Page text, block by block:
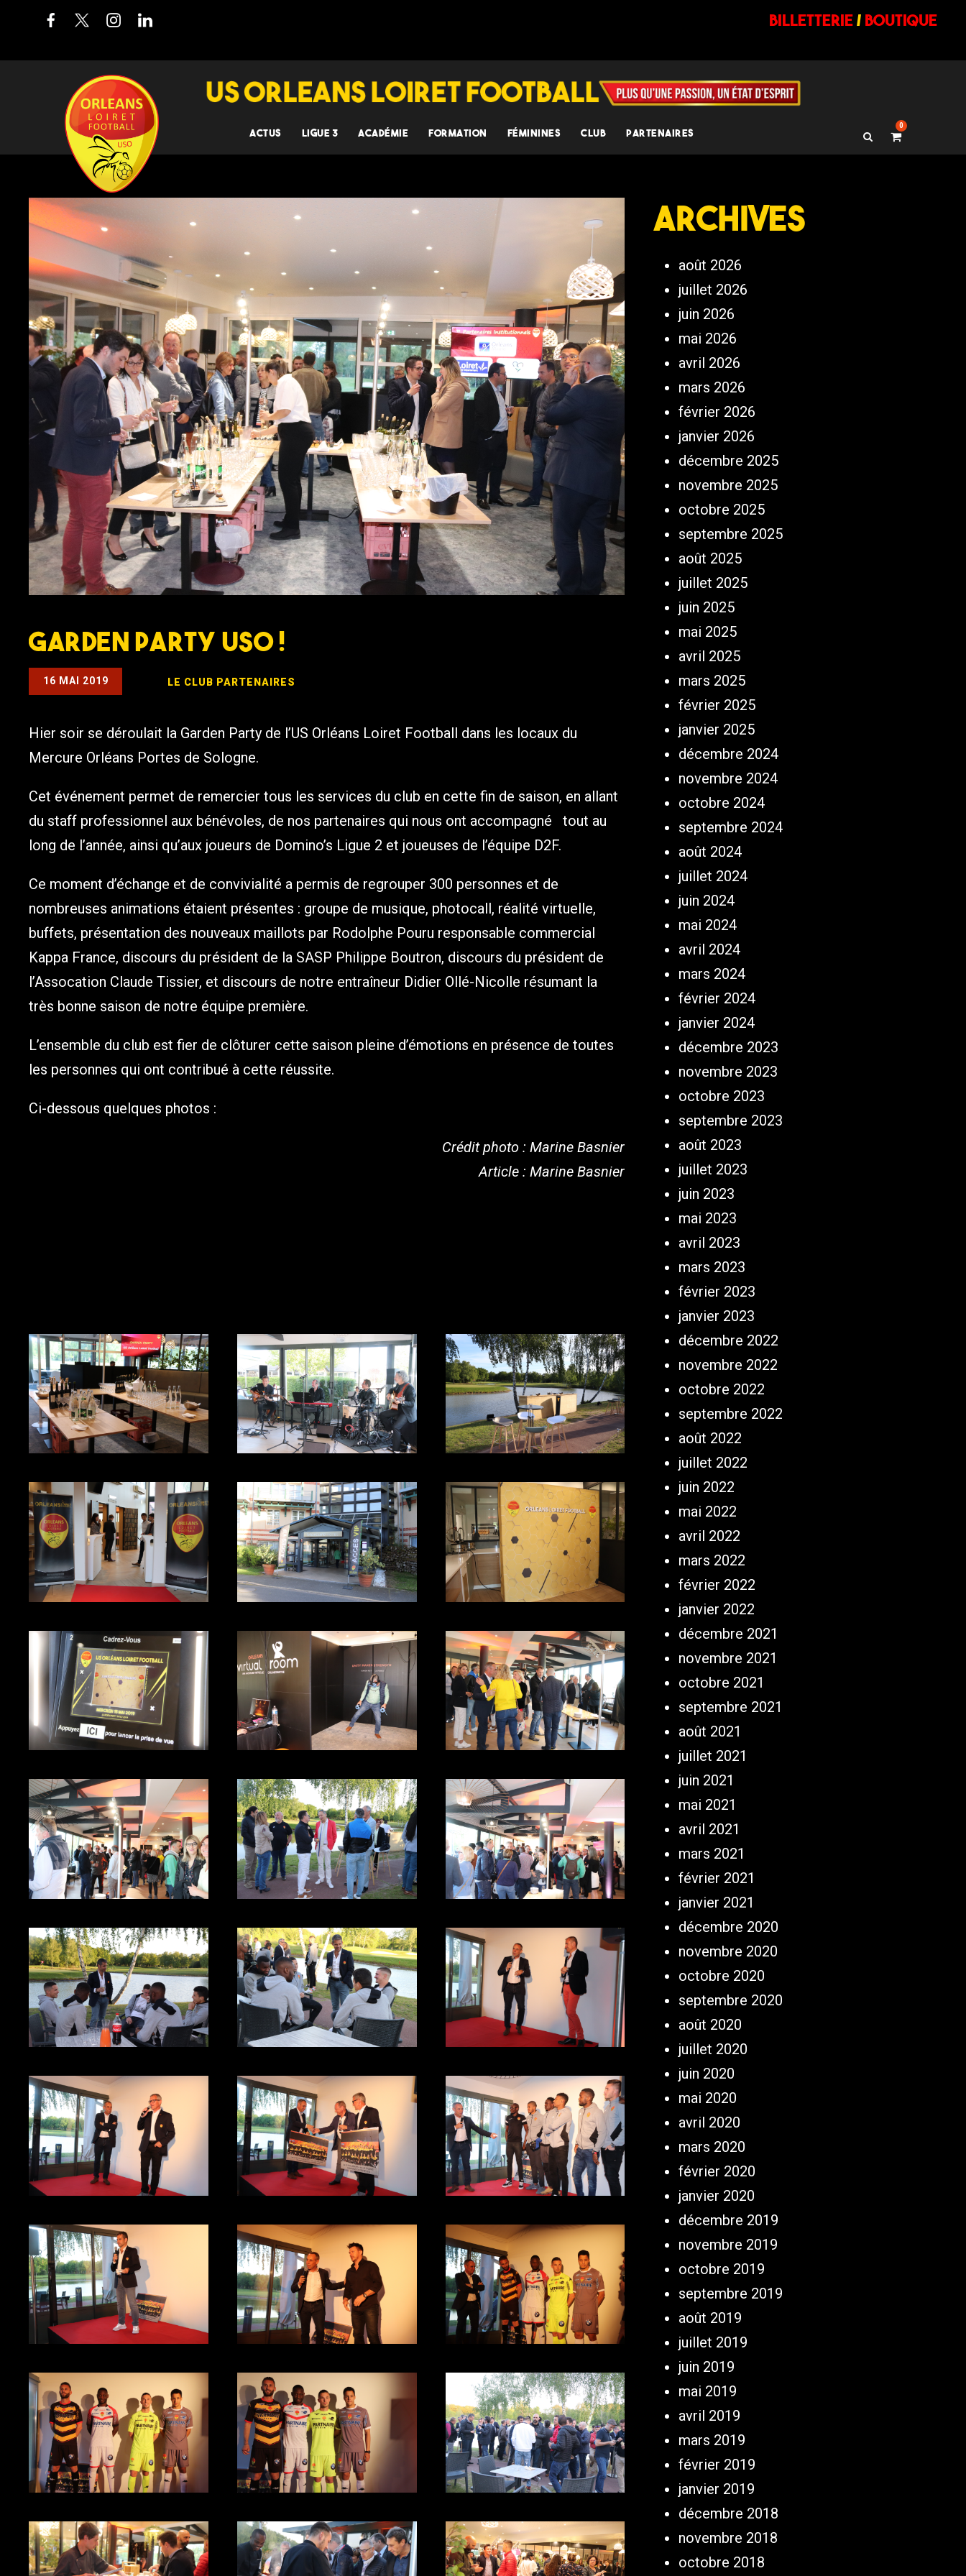
billetterie/ BOUTIQUE
ACTUS LIGUE 3 ACADÉMIE FORMATION FÉMININES CLUB PARTENAIRES
0
Garden Party USO !
16 MAI 2019 LE CLUB PARTENAIRES
Hier soir se déroulait la Garden Party de l’US Orléans Loiret Football dans les locaux du
Mercure Orléans Portes de Sologne.
Cet événement permet de remercier tous les services du club en cette fin de saison, en allant
du staff professionnel aux bénévoles, de nos partenaires qui nous ont accompagné tout au
long de l’année, ainsi qu’aux joueurs de Domino’s Ligue 2 et joueuses de l’équipe D2F.
Ce moment d’échange et de convivialité a permis de regrouper 300 personnes et de
nombreuses animations étaient présentes : groupe de musique, photocall, réalité virtuelle,
buffets, présentation des nouveaux maillots par Rodolphe Pouru responsable commercial
Kappa France, discours du président de la SASP Philippe Boutron, discours du président de
l’Assocation Claude Tissier, et discours de notre entraîneur Didier Ollé-Nicolle résumant la
très bonne saison de notre équipe première.
L’ensemble du club est fier de clôturer cette saison pleine d’émotions en présence de toutes
les personnes qui ont contribué à cette réussite.
Ci-dessous quelques photos :
Crédit photo : Marine Basnier
Article : Marine Basnier
Archives
août 2026
juillet 2026
juin 2026
mai 2026
avril 2026
mars 2026
février 2026
janvier 2026
décembre 2025
novembre 2025
octobre 2025
septembre 2025
août 2025
juillet 2025
juin 2025
mai 2025
avril 2025
mars 2025
février 2025
janvier 2025
décembre 2024
novembre 2024
octobre 2024
septembre 2024
août 2024
juillet 2024
juin 2024
mai 2024
avril 2024
mars 2024
février 2024
janvier 2024
décembre 2023
novembre 2023
octobre 2023
septembre 2023
août 2023
juillet 2023
juin 2023
mai 2023
avril 2023
mars 2023
février 2023
janvier 2023
décembre 2022
novembre 2022
octobre 2022
septembre 2022
août 2022
juillet 2022
juin 2022
mai 2022
avril 2022
mars 2022
février 2022
janvier 2022
décembre 2021
novembre 2021
octobre 2021
septembre 2021
août 2021
juillet 2021
juin 2021
mai 2021
avril 2021
mars 2021
février 2021
janvier 2021
décembre 2020
novembre 2020
octobre 2020
septembre 2020
août 2020
juillet 2020
juin 2020
mai 2020
avril 2020
mars 2020
février 2020
janvier 2020
décembre 2019
novembre 2019
octobre 2019
septembre 2019
août 2019
juillet 2019
juin 2019
mai 2019
avril 2019
mars 2019
février 2019
janvier 2019
décembre 2018
novembre 2018
octobre 2018